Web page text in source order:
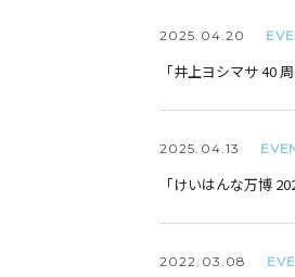
2025. 04.20
「井上ヨシマサ 40
2025. 04.13
「けいはんな万博
2022. 03.08